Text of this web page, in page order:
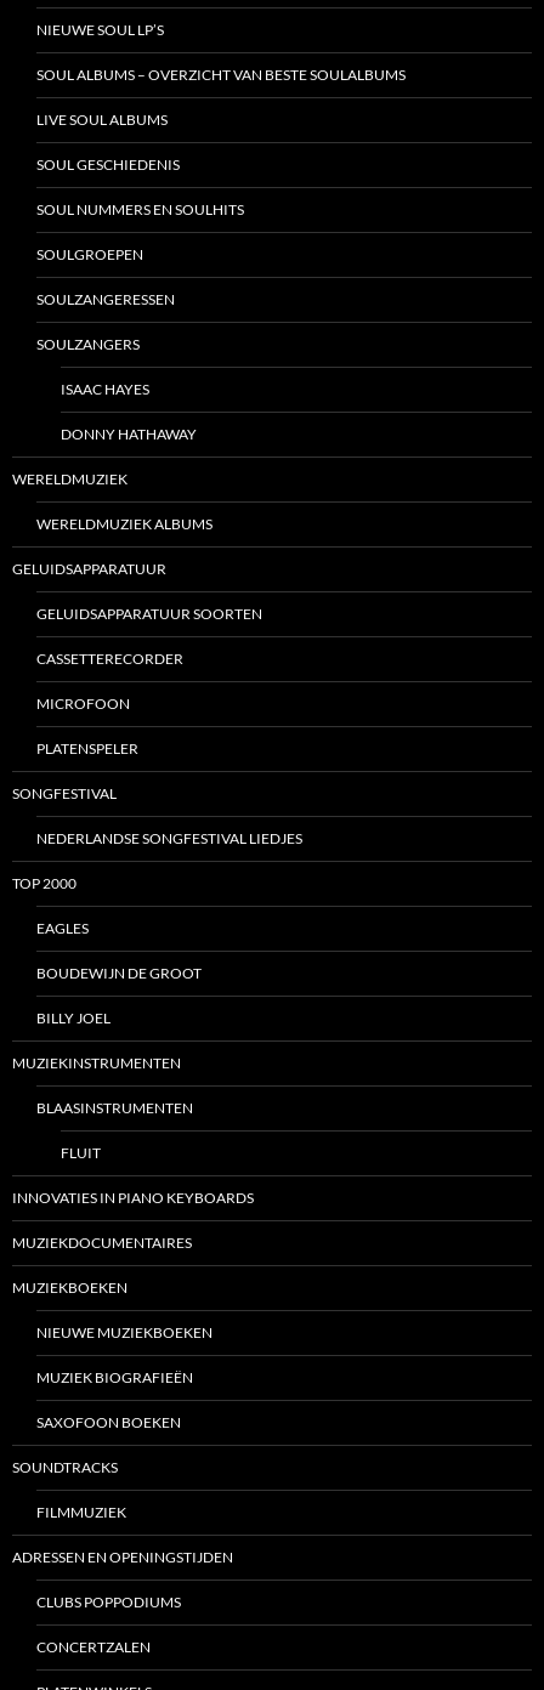
NIEUWE SOUL LP’S
SOUL ALBUMS – OVERZICHT VAN BESTE SOULALBUMS
LIVE SOUL ALBUMS
SOUL GESCHIEDENIS
SOUL NUMMERS EN SOULHITS
SOULGROEPEN
SOULZANGERESSEN
SOULZANGERS
ISAAC HAYES
DONNY HATHAWAY
WERELDMUZIEK
WERELDMUZIEK ALBUMS
GELUIDSAPPARATUUR
GELUIDSAPPARATUUR SOORTEN
CASSETTERECORDER
MICROFOON
PLATENSPELER
SONGFESTIVAL
NEDERLANDSE SONGFESTIVAL LIEDJES
TOP 2000
EAGLES
BOUDEWIJN DE GROOT
BILLY JOEL
MUZIEKINSTRUMENTEN
BLAASINSTRUMENTEN
FLUIT
INNOVATIES IN PIANO KEYBOARDS
MUZIEKDOCUMENTAIRES
MUZIEKBOEKEN
NIEUWE MUZIEKBOEKEN
MUZIEK BIOGRAFIEËN
SAXOFOON BOEKEN
SOUNDTRACKS
FILMMUZIEK
ADRESSEN EN OPENINGSTIJDEN
CLUBS POPPODIUMS
CONCERTZALEN